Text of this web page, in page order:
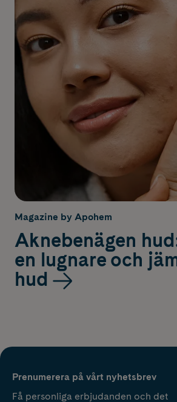
Magazine by Apohem
Aknebenägen
en lugnare och
hud
Prenumerera på vårt nyhetsbrev
Få personliga erbjudanden och det